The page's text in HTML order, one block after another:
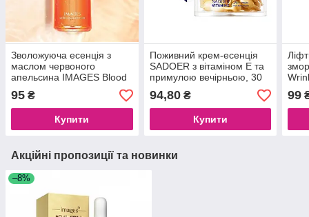
Зволожуюча есенція з
маслом червоного
апельсина IMAGES Blood
Orange Esence, 100 мл
95 ₴
Купити
Поживний крем-есенція
SADOER з вітаміном Е та
примулою вечірньою, 30
капсул
94,80₴
Купити
99
Акційні пропозиції та новинки
–8%